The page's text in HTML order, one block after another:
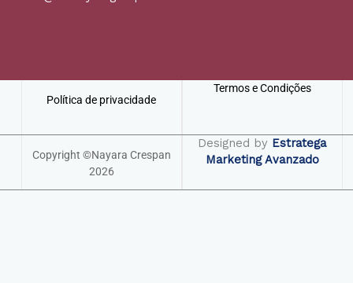
Política de privacidade
Termos e Condições
Copyright ©Nayara Crespan
2026
Designed by Estratega
Marketing Avanzado